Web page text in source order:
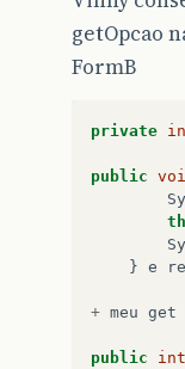
getOpcao
FormB
private
public
} e
+ meu get
public int